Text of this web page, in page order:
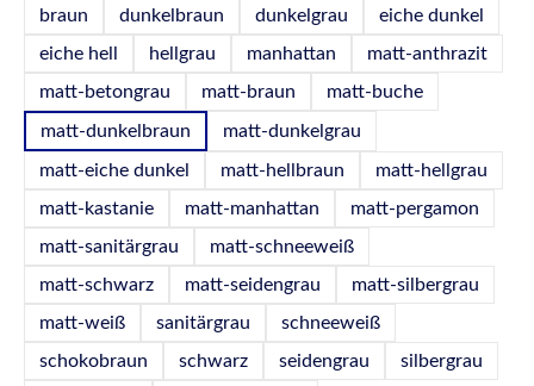
braun
dunkelbraun dunkelgrau
eiche dunkel
eiche hell
hellgrau manhattan
matt-anthrazit
matt-betongrau
matt-braun matt-buche
matt-dunkelbraun matt-dunkelgrau
matt-eiche dunkel matt-hellbraun
matt-hellgrau
matt-kastanie
matt-manhattan
matt-pergamon
matt-sanitärgrau
matt-schneeweiß
matt-schwarz
matt-seidengrau
matt-silbergrau
matt-weiß
sanitärgrau
schneeweiß
schokobraun
schwarz seidengrau
silbergrau